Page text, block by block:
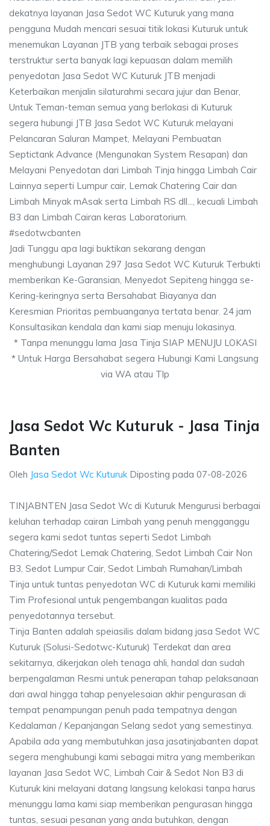
dekatnya layanan Jasa Sedot WC Kuturuk yang mana
pengguna Mudah mencari sesuai titik lokasi Kuturuk untuk
menemukan Layanan JTB yang terbaik sebagai proses
terstruktur serta banyak lagi kepuasan dalam memilih
penyedotan Jasa Sedot WC Kuturuk JTB menjadi
Keterbaikan menjalin silaturahmi secara jujur dan Benar,
Untuk Teman-teman semua yang berlokasi di Kuturuk
segera hubungi JTB Jasa Sedot WC Kuturuk melayani
Pelancaran Saluran Mampet, Melayani Pembuatan
Septictank Advance (Mengunakan System Resapan) dan
Melayani Penyedotan dari Limbah Tinja hingga Limbah Cair
Lainnya seperti Lumpur cair, Lemak Chatering Cair dan
Limbah Minyak mAsak serta Limbah RS dll..., kecuali Limbah
B3 dan Limbah Cairan keras Laboratorium.
#sedotwcbanten
Jadi Tunggu apa lagi buktikan sekarang dengan
menghubungi Layanan 297 Jasa Sedot WC Kuturuk Terbukti
memberikan Ke-Garansian, Menyedot Sepiteng hingga se-
Kering-keringnya serta Bersahabat Biayanya dan
Keresmian Prioritas pembuanganya tertata benar. 24 jam
Konsultasikan kendala dan kami siap menuju lokasinya.
* Tanpa menunggu lama Jasa Tinja SIAP MENUJU LOKASI
* Untuk Harga Bersahabat segera Hubungi Kami Langsung
via WA atau Tlp
Jasa Sedot Wc Kuturuk - Jasa Tinja
Banten
Oleh Jasa Sedot Wc Kuturuk Diposting pada 07-08-2026
TINJABNTEN Jasa Sedot Wc di Kuturuk Mengurusi berbagai
keluhan terhadap cairan Limbah yang penuh mengganggu
segera kami sedot tuntas seperti Sedot Limbah
Chatering/Sedot Lemak Chatering, Sedot Limbah Cair Non
B3, Sedot Lumpur Cair, Sedot Limbah Rumahan/Limbah
Tinja untuk tuntas penyedotan WC di Kuturuk kami memiliki
Tim Profesional untuk pengembangan kualitas pada
penyedotannya tersebut.
Tinja Banten adalah speiasilis dalam bidang jasa Sedot WC
Kuturuk (Solusi-Sedotwc-Kuturuk) Terdekat dan area
sekitarnya, dikerjakan oleh tenaga ahli, handal dan sudah
berpengalaman Resmi untuk penerapan tahap pelaksanaan
dari awal hingga tahap penyelesaian akhir pengurasan di
tempat penampungan penuh pada tempatnya dengan
Kedalaman / Kepanjangan Selang sedot yang semestinya.
Apabila ada yang membutuhkan jasa jasatinjabanten dapat
segera menghubungi kami sebagai mitra yang memberikan
layanan Jasa Sedot WC, Limbah Cair & Sedot Non B3 di
Kuturuk kini melayani datang langsung kelokasi tanpa harus
menunggu lama kami siap memberikan pengurasan hingga
tuntas, sesuai pesanan yang anda butuhkan, dengan